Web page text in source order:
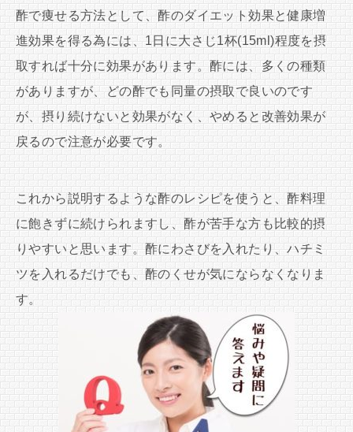
酢で痩せる方法として、酢のダイエット効果と健康増
進効果を得る為には、1日に大さじ1杯(15ml)程度を摂
取すれば十分に効果があります。酢には、多くの種類
がありますが、どの酢でも同量の摂取で良いのです
が、摂り続けないと効果がなく、やめると改善効果が
戻るので注意が必要です。
これから説明するような酢のレシピを使うと、酢料理
に飽きずに続けられますし、酢が苦手な方も比較的摂
りやすいと思います。酢にわさびを入れたり、ハチミ
ツを入れるだけでも、酢のくせが気にならなくなりま
す。